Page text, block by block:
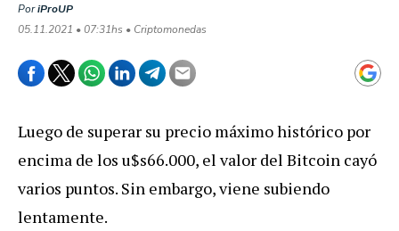
PoriProUP
05.11.2021 • 07:31hs • Criptomonedas
Luego de superar su precio máximo histórico por
encima de los u$s66.000, el valor del Bitcoin cayó
varios puntos. Sin embargo, viene subiendo
lentamente.